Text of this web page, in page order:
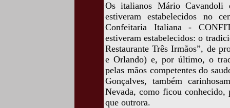
Os italianos Mário Cavandoli
estiveram estabelecidos no
Confeitaria Italiana -
estiveram estabelecidos: o
Restaurante Três Irmãos”, de
e Orlando) e, por último, o
pelas mãos competentes do
Gonçalves, também
Nevada, como ficou conhecido,
que outrora.